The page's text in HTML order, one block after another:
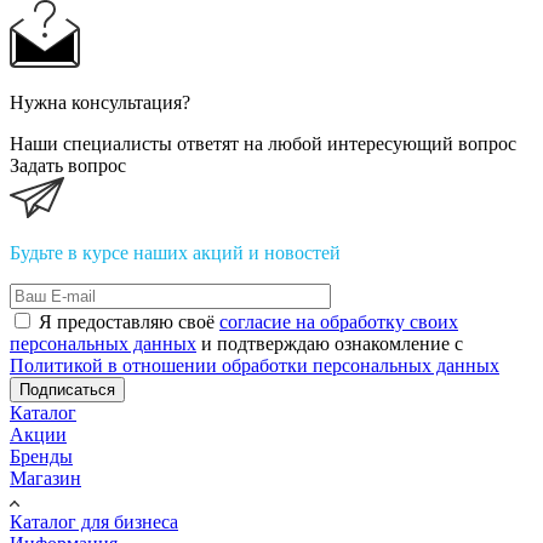
Нужна консультация?
Наши специалисты ответят на любой интересующий вопрос
Задать вопрос
Будьте в курсе наших акций и новостей
Я предоставляю своё согласие на обработку своих
персональных данных и подтверждаю ознакомление с
Политикой в отношении обработки персональных данных
Подписаться
Каталог
Акции
Бренды
Магазин
Каталог для бизнеса